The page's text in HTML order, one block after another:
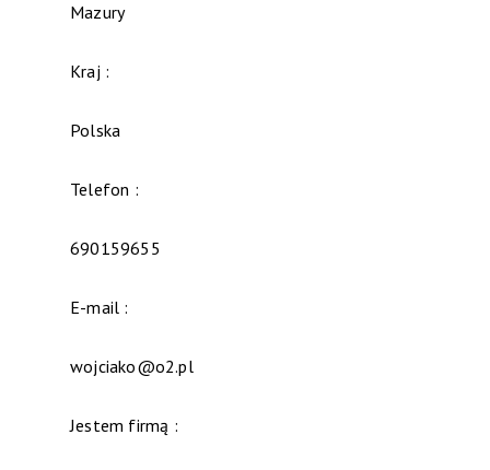
Mazury
Kraj :
Polska
Telefon :
690159655
E-mail :
wojciako@o2.pl
Jestem firmą :